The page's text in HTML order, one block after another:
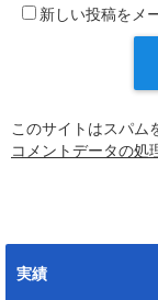
新しい投稿をメ
このサイトはスパム
コメントデータの処
実績